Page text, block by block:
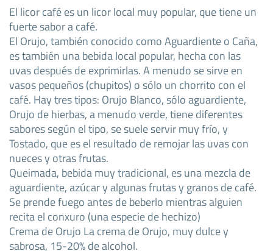
El licor café es un licor local muy popular, que tiene un
fuerte sabor a café.
El Orujo, también conocido como Aguardiente o Caña,
es también una bebida local popular, hecha con las
uvas después de exprimirlas. A menudo se sirve en
vasos pequeños (chupitos) o sólo un chorrito con el
café. Hay tres tipos: Orujo Blanco, sólo aguardiente,
Orujo de hierbas, a menudo verde, tiene diferentes
sabores según el tipo, se suele servir muy frío, y
Tostado, que es el resultado de remojar las uvas con
nueces y otras frutas.
Queimada, bebida muy tradicional, es una mezcla de
aguardiente, azúcar y algunas frutas y granos de café.
Se prende fuego antes de beberlo mientras alguien
recita el conxuro (una especie de hechizo)
Crema de Orujo La crema de Orujo, muy dulce y
sabrosa, 15-20% de alcohol.